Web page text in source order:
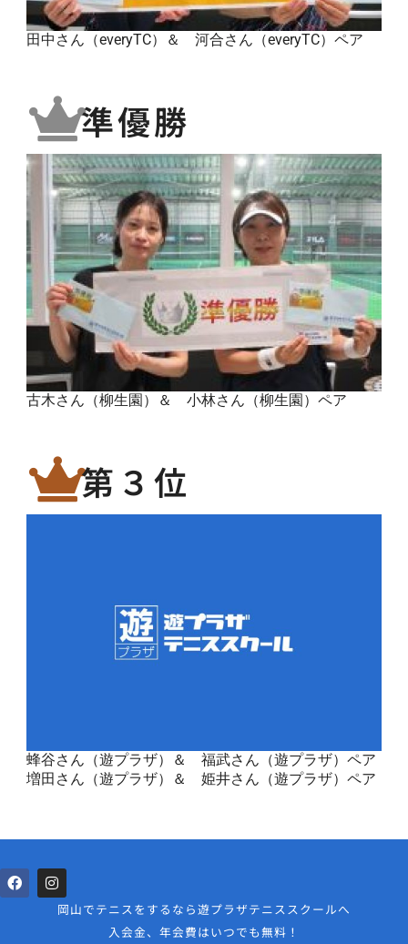
田中さん（everyTC）＆ 河合さん（everyTC）ペア
準優勝
古木さん（柳生園）＆ 小林さん（柳生園）ペア
第３位
蜂谷さん（遊プラザ）＆ 福武さん（遊プラザ）ペア
増田さん（遊プラザ）＆ 姫井さん（遊プラザ）ペア
岡山でテニスをするなら遊プラザテニススクールへ
入会金、年会費はいつでも無料！